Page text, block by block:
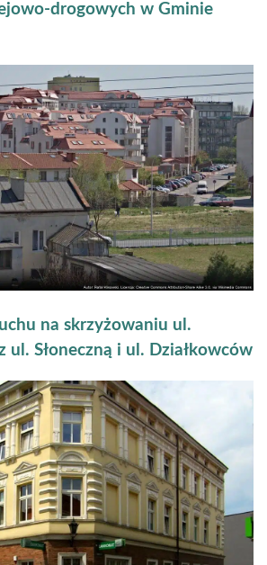
drogowych w Gminie
na skrzyżowaniu ul.
ul. Słoneczną i ul. Działkowców